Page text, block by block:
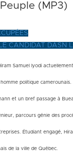
(MP3)
CANDIDAT DASN
Samuel Iyodi
politique
et un bref passage à
parcours génie des
Étudiant engagé,
de la ville de Québec.